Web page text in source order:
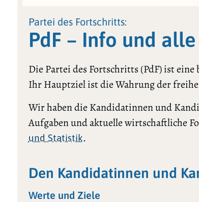
Partei des Fortschritts:
PdF – Info und
Die Partei des Fortschritts (PdF) ist
Ihr Hauptziel ist die Wahrung der
Wir haben die Kandidatinnen und
Aufgaben und aktuelle wirtschaftliche
und Statistik.
Den Kandidatinnen und
Werte und Ziele